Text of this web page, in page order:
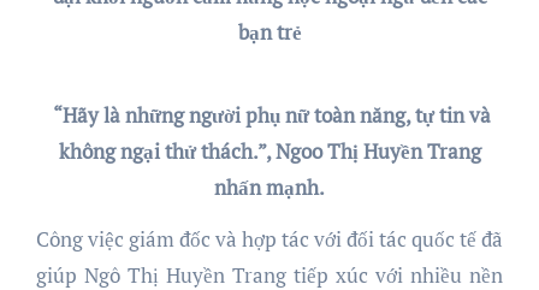
bạn trẻ
“Hãy là những người phụ nữ toàn năng, tự tin và
không ngại thử thách.”, Ngoo Thị Huyền Trang
nhấn mạnh.
Công việc giám đốc và hợp tác với đối tác quốc tế đã
giúp Ngô Thị Huyền Trang tiếp xúc với nhiều nền